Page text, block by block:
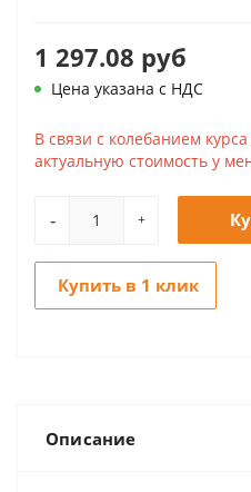
1 297.08 руб
Цена указана с НДС
В связи с колебанием
актуальную стоимость у
+
-
Купить в 1 клик
Описание